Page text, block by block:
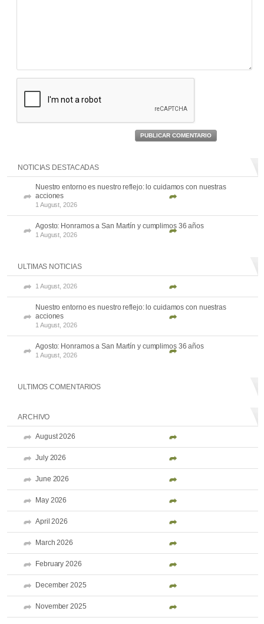
PUBLICAR COMENTARIO
NOTICIAS DESTACADAS
Nuestro entorno es nuestro reflejo: lo cuidamos con nuestras
acciones
1 August, 2026
Agosto: Honramos a San Martín y cumplimos 36 años
1 August, 2026
ULTIMAS NOTICIAS
1 August, 2026
Nuestro entorno es nuestro reflejo: lo cuidamos con nuestras
acciones
1 August, 2026
Agosto: Honramos a San Martín y cumplimos 36 años
1 August, 2026
ULTIMOS COMENTARIOS
ARCHIVO
August 2026
July 2026
June 2026
May 2026
April 2026
March 2026
February 2026
December 2025
November 2025